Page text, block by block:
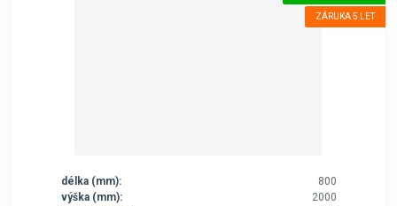
ZÁRUKA 5 LET
délka (mm):
800
výška (mm):
2000